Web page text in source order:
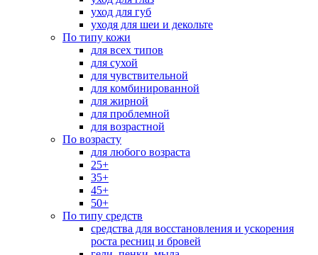
уход для губ
уходя для шеи и декольте
По типу кожи
для всех типов
для сухой
для чувствительной
для комбинированной
для жирной
для проблемной
для возрастной
По возрасту
для любого возраста
25+
35+
45+
50+
По типу средств
средства для восстановления и ускорения
роста ресниц и бровей